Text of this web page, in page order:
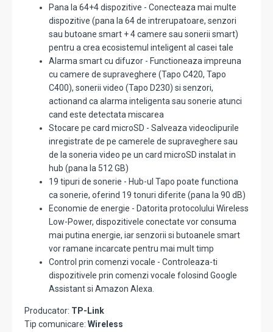
Pana la 64+4 dispozitive - Conecteaza mai multe
dispozitive (pana la 64 de intrerupatoare, senzori
sau butoane smart + 4 camere sau sonerii smart)
pentru a crea ecosistemul inteligent al casei tale
Alarma smart cu difuzor - Functioneaza impreuna
cu camere de supraveghere (Tapo C420, Tapo
C400), sonerii video (Tapo D230) si senzori,
actionand ca alarma inteligenta sau sonerie atunci
cand este detectata miscarea
Stocare pe card microSD - Salveaza videoclipurile
inregistrate de pe camerele de supraveghere sau
de la soneria video pe un card microSD instalat in
hub (pana la 512 GB)
19 tipuri de sonerie - Hub-ul Tapo poate functiona
ca sonerie, oferind 19 tonuri diferite (pana la 90 dB)
Economie de energie - Datorita protocolului Wireless
Low-Power, dispozitivele conectate vor consuma
mai putina energie, iar senzorii si butoanele smart
vor ramane incarcate pentru mai mult timp
Control prin comenzi vocale - Controleaza-ti
dispozitivele prin comenzi vocale folosind Google
Assistant si Amazon Alexa.
Producator: TP-Link
Tip comunicare: Wireless